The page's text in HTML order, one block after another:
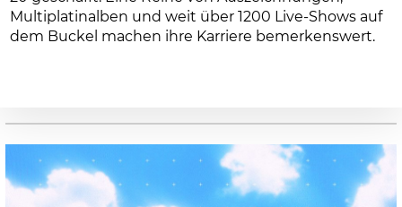
Multiplatinalben und weit über 1200 Live-Shows auf
dem Buckel machen ihre Karriere bemerkenswert.